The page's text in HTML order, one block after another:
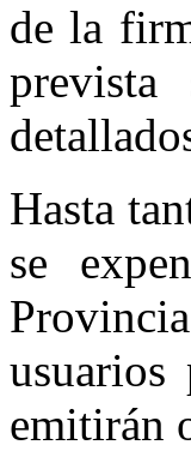
de la
Hasta
se
emitirán